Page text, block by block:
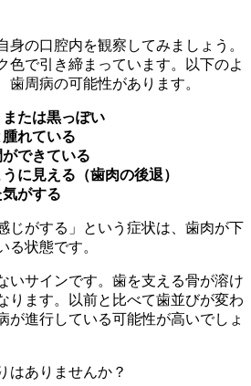
身の口腔内を観察してみましょう。
色で引き締まっています。以下のよ
歯周病の可能性があります。
たは黒っぽい
れている
できている
に見える（歯肉の後退）
がする
じがする」という症状は、歯肉が下
る状態です。
いサインです。歯を支える骨が溶け
ります。以前と比べて歯並びが変わ
が進行している可能性が高いでしょ
はありませんか？